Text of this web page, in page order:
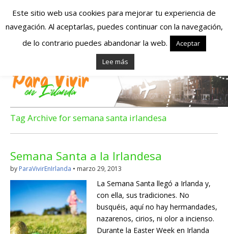
Españoles en
Irlanda – Vivir en
Irlanda – Trabajo
en Irlanda –
Alojamiento en
Irlanda
Blog dedicado a los que viven, estudian y trabajan en
Irlanda!
Tag Archive for semana santa irlandesa
Semana Santa a la Irlandesa
by ParaVivirEnIrlanda • marzo 29, 2013
La Semana Santa llegó a Irlanda y,
con ella, sus tradiciones. No
busquéis, aquí no hay hermandades,
nazarenos, cirios, ni olor a incienso.
Durante la Easter Week en Irlanda
Este sitio web usa cookies para mejorar tu experiencia de
navegación. Al aceptarlas, puedes continuar con la navegación,
de lo contrario puedes abandonar la web.
Aceptar
Lee más